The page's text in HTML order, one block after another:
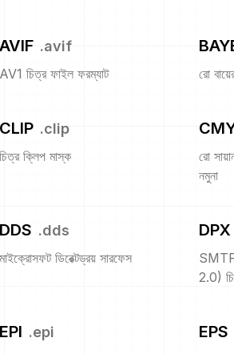
AVIF .avif
AV1 চিত্র ফাইল ফরম্যাট রো
CLIP .clip
চিত্র ক্লিপ মাস্ক
রো
নমুনা
DDS .dds
মাইক্রোসফট ডিরেক্টড্রয় সারফেস
DPX
2.0)
EPI .epi EPS